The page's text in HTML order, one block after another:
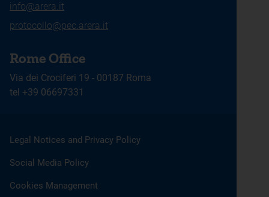
info@arera.it
protocollo@pec.arera.it
Rome Office
Via dei Crociferi 19 - 00187 Roma
tel +39 06697331
Legal Notices and Privacy Policy
Social Media Policy
Cookies Management